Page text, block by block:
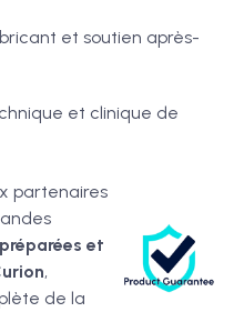
et soutien après-
et clinique de
partenaires
préparées et
,
de la